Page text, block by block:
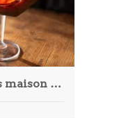
5 recettes de cocktails maison faciles à réaliser